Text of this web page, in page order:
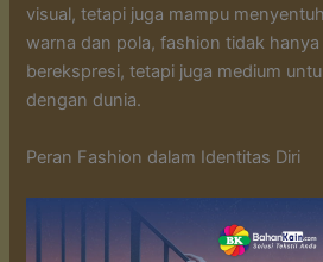
visual, tetapi juga mampu
warna dan pola, fashion tidak
berekspresi, tetapi juga medium
dengan dunia.
Peran Fashion dalam Identitas Diri